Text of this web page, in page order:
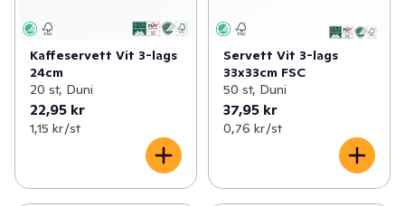
Kaffeservett Vit 3-lags
24cm
20 st, Duni
22,95 kr
1,15 kr /st
Servett Vit 3-lags
33x33cm FSC
50 st, Duni
37,95 kr
0,76 kr /st